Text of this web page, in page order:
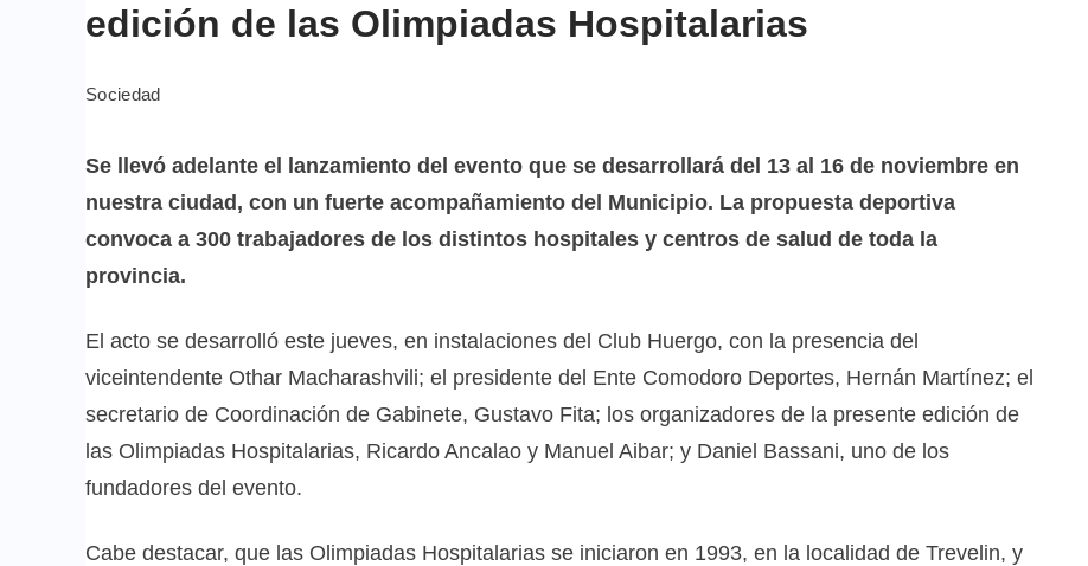
edición de las Olimpiadas Hospitalarias
Sociedad
Se llevó adelante el lanzamiento del evento que se desarrollará del 13 al 16 de noviembre en
nuestra ciudad, con un fuerte acompañamiento del Municipio. La propuesta deportiva
convoca a 300 trabajadores de los distintos hospitales y centros de salud de toda la
provincia.
El acto se desarrolló este jueves, en instalaciones del Club Huergo, con la presencia del
viceintendente Othar Macharashvili; el presidente del Ente Comodoro Deportes, Hernán Martínez; el
secretario de Coordinación de Gabinete, Gustavo Fita; los organizadores de la presente edición de
las Olimpiadas Hospitalarias, Ricardo Ancalao y Manuel Aibar; y Daniel Bassani, uno de los
fundadores del evento.
Cabe destacar, que las Olimpiadas Hospitalarias se iniciaron en 1993, en la localidad de Trevelin, y